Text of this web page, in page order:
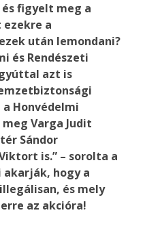
figyelt meg a
a
után lemondani?
és Rendészeti
azt is
Honvédelmi
Varga Judit
Sándor
is.” – sorolta a
hogy a
és mely
az akcióra!